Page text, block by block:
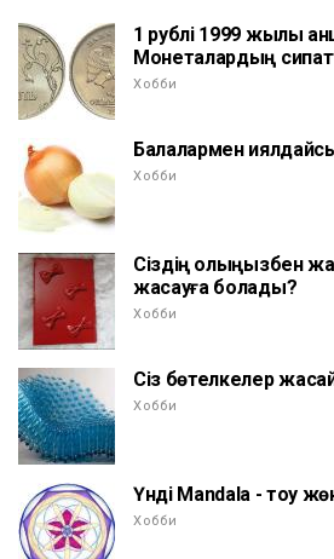
1 рублі 1999 жылы
Монеталардың
Хобби
Балалармен
Хобби
Сіздің қолыңызбен
жасауға болады?
Хобби
Сіз бөтелкелер
Хобби
Үнді Mandala - тоқу
Хобби